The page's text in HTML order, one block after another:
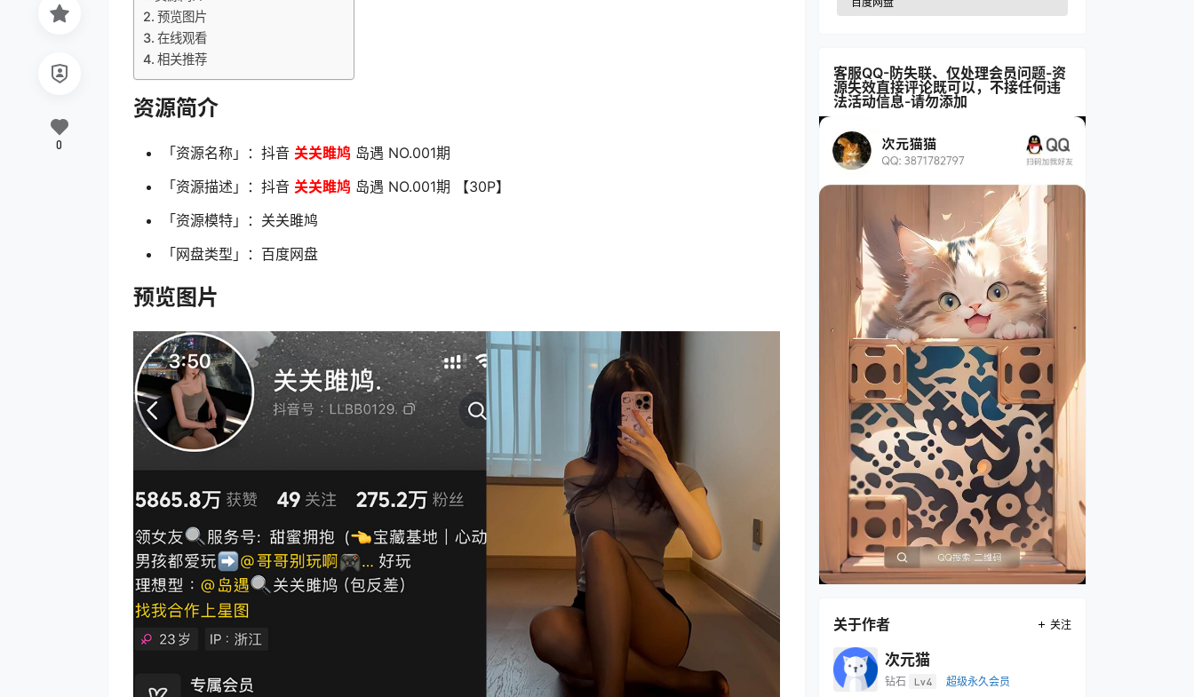
预览图片
在线观看
相关推荐
资源简介
「资源名称」：抖音 关关雎鸠 岛遇 NO.001期
「资源描述」：抖音 关关雎鸠 岛遇 NO.001期 【30P】
「资源模特」：关关雎鸠
「网盘类型」：百度网盘
预览图片
0
客服QQ-防失联、仅处理会员问题-资
源失效直接评论既可以，不接任何违
法活动信息-请勿添加
关于作者 关注
次元猫
钻石 Lv4 超级永久会员